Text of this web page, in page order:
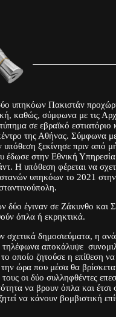
υπηκόων Πακιστάν
καθώς, σύμφωνα με τις
σε εβραϊκό εστιατόριο
της Αθήνας. Σύμφωνα
υπόθεση ξεκίνησε πριν από
έδωσε στην Εθνική
Η υπόθεση φέρεται να
υπηκόων το 2021
δύο έγιναν σε Ζάκυνθο και
όπλα ή εκρηκτικά.
δημοσιεύματα, η
τηλέφωνα αποκάλυψε
οποίο ζητούσε η επίθεση να
ώρα που μέσα θα
τους οι δύο συλληφθέντες
να βρουν όπλα και έτσι
να κάνουν βομβιστική